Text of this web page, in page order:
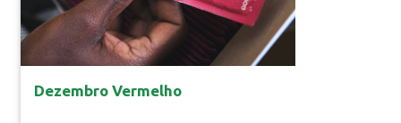
Dezembro Vermelho